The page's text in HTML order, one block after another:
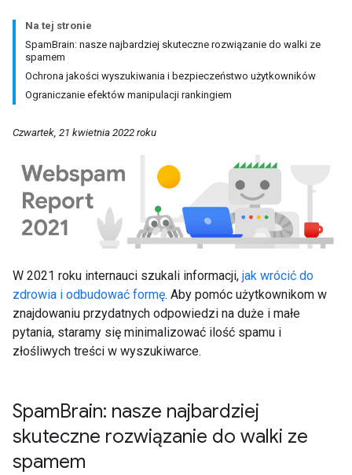
Na tej stronie
SpamBrain: nasze najbardziej skuteczne rozwiązanie do walki ze
spamem
Ochrona jakości wyszukiwania i bezpieczeństwo użytkowników
Ograniczanie efektów manipulacji rankingiem
Czwartek, 21 kwietnia 2022 roku
W 2021 roku internauci szukali informacji, jak wrócić do
zdrowia i odbudować formę. Aby pomóc użytkownikom w
znajdowaniu przydatnych odpowiedzi na duże i małe
pytania, staramy się minimalizować ilość spamu i
złośliwych treści w wyszukiwarce.
SpamBrain: nasze najbardziej
skuteczne rozwiązanie do walki ze
spamem